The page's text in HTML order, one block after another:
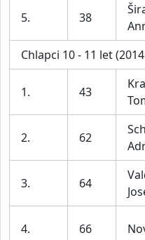
5. 38
Chlapci 10 - 11 let
1. 43
2. 62
3. 64
4. 66